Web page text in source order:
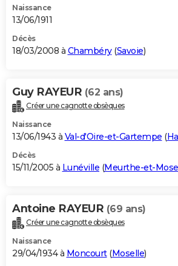
Naissance
13/06/1911
Décès
18/03/2008 à Chambéry(Savoie)
Guy RAYEUR (62 ans)
Créer une cagnotte obsèques
Naissance
13/06/1943 à Val-d'Oire-et-Gartempe (
Décès
15/11/2005 à Lunéville (Meurthe-et-
Antoine RAYEUR (69 ans)
Créer une cagnotte obsèques
Naissance
29/04/1934 à Moncourt(Moselle)